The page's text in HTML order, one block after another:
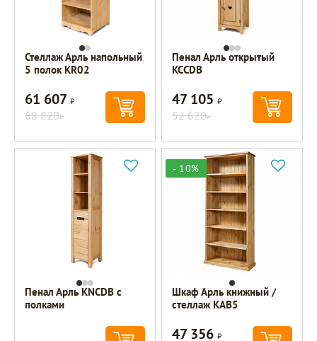
Стеллаж Арль напольный
5 полок KR02
61 607Р
68 820Р
Пенал Арль открытый
KCCDB
47 105Р
52 620Р
Пенал Арль KNCDB с
полками
- 10%
Шкаф Арль книжный /
стеллаж KAB5
47 356Р